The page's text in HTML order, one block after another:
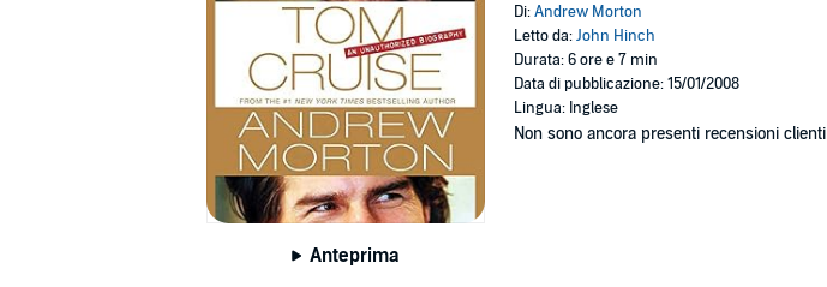
Anteprima
Di:Andrew Morton
Letto da:John Hinch
Durata: 6 ore e 7 min
Data di pubblicazione: 15/01/2008
Lingua: Inglese
Non sono ancora presenti recensioni clienti